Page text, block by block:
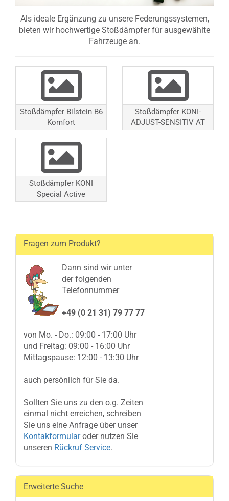
Als ideale Ergänzung zu unsere Federungssystemen,
bieten wir hochwertige Stoßdämpfer für ausgewählte
Fahrzeuge an.
Stoßdämpfer Bilstein B6
Komfort
Stoßdämpfer KONI-
ADJUST-SENSITIV AT
Stoßdämpfer KONI
Special Active
Fragen zum Produkt?
Dann sind wir unter
der folgenden
Telefonnummer
+49 (0 21 31) 79 77 77
von Mo. - Do.: 09:00 - 17:00 Uhr
und Freitag: 09:00 - 16:00 Uhr
Mittagspause: 12:00 - 13:30 Uhr
auch persönlich für Sie da.
Sollten Sie uns zu den o.g. Zeiten
einmal nicht erreichen, schreiben
Sie uns eine Anfrage über unser
Kontakformularoder nutzen Sie
unseren Rückruf Service.
Erweiterte Suche